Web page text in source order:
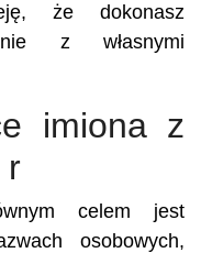
że dokonasz
z własnymi
imiona z
r
celem jest
osobowych,